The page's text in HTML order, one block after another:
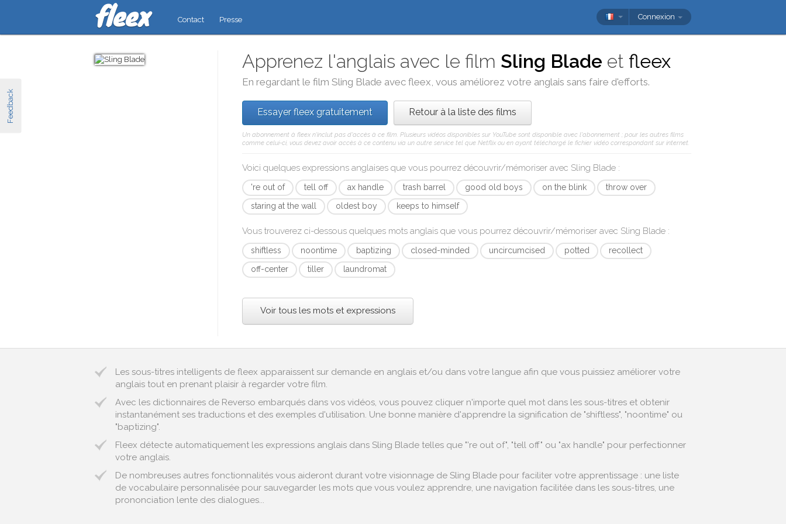
Feedback
Contact Presse Connexion
Apprenez l'anglais avec le film Sling Blade etfleex
En regardant le filmSling Blade avecfleex, vous améliorez votre anglais sans faire d'efforts.
Essayer fleex gratuitement Retour à la liste des films
Un abonnement à fleex n'inclut pas d'accès à ce film. Plusieurs vidéos disponibles sur YouTube sont disponible avec l'abonnement ; pour les autres films
comme celui-ci, vous devez avoir accès à ce contenu via un autre service tel que Netflix ou en ayant téléchargé le fichier vidéo correspondant sur internet.
Voici quelques expressions anglaises que vous pourrez découvrir/mémoriser avec Sling Blade :
're out of tell off ax handle trash barrel good old boys on the blink
throw over
staring at the wall
oldest boy keeps to himself
Vous trouverez ci-dessous quelques mots anglais que vous pourrez découvrir/mémoriser avec Sling Blade :
shiftless noontime baptizing closed-minded uncircumcised potted
recollect
off-center
tiller laundromat
Voir tous les mots et expressions
Les sous-titres intelligents de fleex apparaissent sur demande en anglais et/ou dans votre langue afin que vous puissiez améliorer votre
anglais tout en prenant plaisir à regarder votre film.
Avec les dictionnaires de Reverso embarqués dans vos vidéos, vous pouvez cliquer n'importe quel mot dans les sous-titres et obtenir
instantanément ses traductions et des exemples d'utilisation. Une bonne manière d'apprendre la signification de "shiftless", "noontime" ou
"baptizing".
Fleex détecte automatiquement les expressions anglais dans Sling Blade telles que "'re out of", "tell off" ou "ax handle" pour perfectionner
votre anglais.
De nombreuses autres fonctionnalités vous aideront durant votre visionnage de Sling Blade pour faciliter votre apprentissage : une liste
de vocabulaire personnalisée pour sauvegarder les mots que vous voulez apprendre, une navigation facilitée dans les sous-titres, une
prononciation lente des dialogues...